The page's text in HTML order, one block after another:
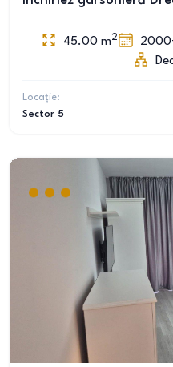
45.00 m2
Locație:
Sector 5